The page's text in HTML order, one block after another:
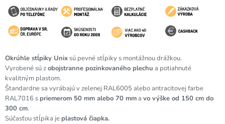
Okrúhle stĺpiky Unixsú pevné stĺpiky s montážnou drážkou.
Vyrobené sú zobojstranne pozinkovaného plechu a potiahnuté
kvalitným plastom.
Štandardne sa vyrábajú v zelenej RAL6005 alebo antracitovej farbe
RAL7016 spriemerom 50 mm alebo 70 mma vo výške od 150 cm do
300 cm.
Súčasťou stĺpika jeplastová čiapka.